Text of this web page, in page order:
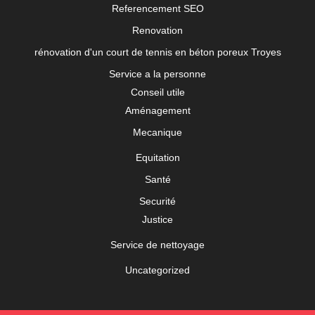
Referencement SEO
Renovation
rénovation d'un court de tennis en béton poreux Troyes
Service a la personne
Conseil utile
Aménagement
Mecanique
Equitation
Santé
Securité
Justice
Service de nettoyage
Uncategorized